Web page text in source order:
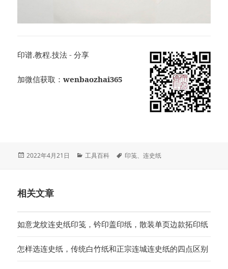
印谱.教程.技法 - 分享
加微信获取：wenbaozhai365
发
2022年4月21日
分
工具百科
标
印笺、连史纸
相关文章
如意龙纹连史纸印笺，钤印盖印纸，散装单页边款拓印纸
怎样选连史纸，传统白竹纸和正宗连城连史纸的四点区别